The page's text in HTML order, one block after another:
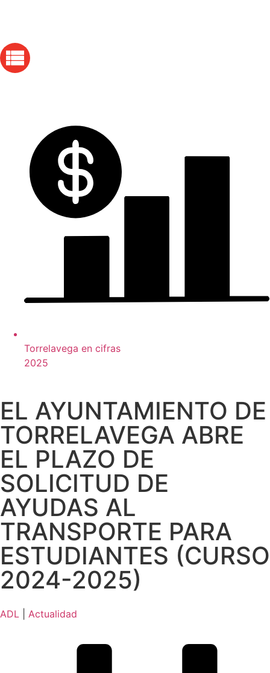
Torrelavega en cifras
2025
EL AYUNTAMIENTO DE
TORRELAVEGA ABRE
EL PLAZO DE
SOLICITUD DE
AYUDAS AL
TRANSPORTE PARA
ESTUDIANTES (CURSO
2024-2025)
ADL Actualidad